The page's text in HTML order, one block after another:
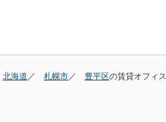
北海道 札幌市 豊平区の賃貸オフィ